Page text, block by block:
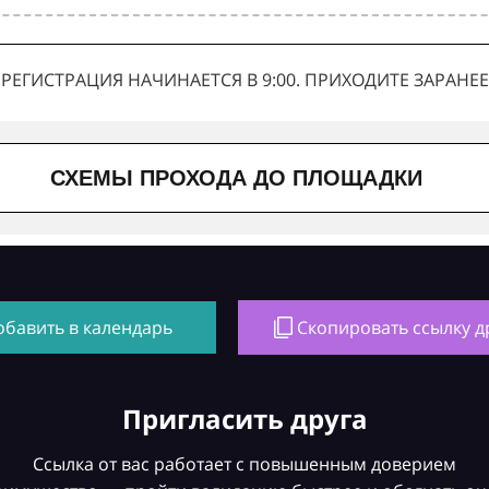
РЕГИСТРАЦИЯ НАЧИНАЕТСЯ В 9:00. ПРИХОДИТЕ ЗАРАНЕЕ
СХЕМЫ ПРОХОДА ДО ПЛОЩАДКИ
в календарь Скопировать ссылку
Пригласить друга
Ссылка от вас работает с повышенным доверием